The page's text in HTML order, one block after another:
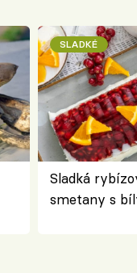
SLADKÉ
Sladká
smetany s